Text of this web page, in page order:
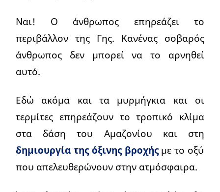
Ναι! Ο άνθρωπος επηρεάζει το
περιβάλλον της Γης. Κανένας σοβαρός
άνθρωπος δεν μπορεί να το αρνηθεί
αυτό.
Εδώ ακόμα και τα μυρμήγκια και οι
τερμίτες επηρεάζουν το τροπικό κλίμα
στα δάση του Αμαζονίου και στη
δημιουργία της όξινης βροχήςμε το οξύ
που απελευθερώνουν στην ατμόσφαιρα.